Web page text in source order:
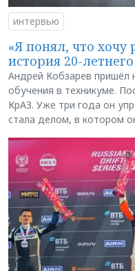
интервью
«Я понял, что хочу
история 20-
Андрей Кобзарев пришёл
обучения в техникуме.
КрАЗ. Уже три года он
стала делом, в котором